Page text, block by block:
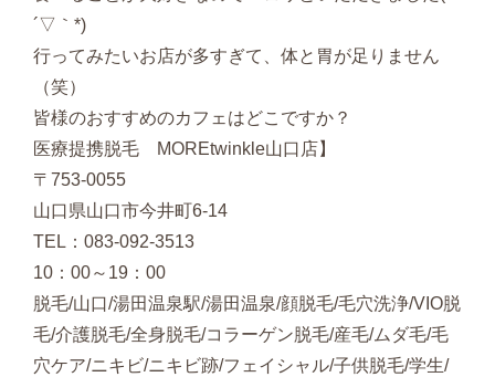
´▽｀*)
行ってみたいお店が多すぎて、体と胃が足りません
（笑）
皆様のおすすめのカフェはどこですか？
医療提携脱毛 MOREtwinkle山口店】
〒753-0055
山口県山口市今井町6-14
TEL：083-092-3513
10：00～19：00
脱毛/山口/湯田温泉駅/湯田温泉/顔脱毛/毛穴洗浄/VIO脱
毛/介護脱毛/全身脱毛/コラーゲン脱毛/産毛/ムダ毛/毛
穴ケア/ニキビ/ニキビ跡/フェイシャル/子供脱毛/学生/